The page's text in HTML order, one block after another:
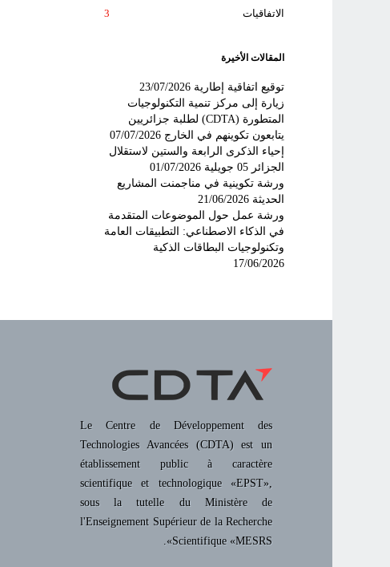
الاتفاقيات
3
المقالات الأخيرة
توقيع اتفاقية إطارية 23/07/2026
زيارة إلى مركز تنمية التكنولوجيات
المتطورة (CDTA) لطلبة جزائريين
يتابعون تكوينهم في الخارج 07/07/2026
إحياء الذكرى الرابعة والستين لاستقلال
الجزائر 05 جويلية
01/07/2026
ورشة تكوينية في مناجمنت المشاريع
الحديثة 21/06/2026
ورشة عمل حول الموضوعات المتقدمة
في الذكاء الاصطناعي: التطبيقات العامة
وتكنولوجيات البطاقات الذكية
17/06/2026
Le Centre de Développement des
Technologies Avancées (CDTA) est un
établissement public à caractère
scientifique et technologique «EPST»,
sous la tutelle du Ministère de
l'Enseignement Supérieur de la Recherche
Scientifique «MESRS».